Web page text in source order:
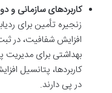
کاربردهای سازمانی و
زنجیره تأمین برای
افزایش شفافیت، در
بهداشتی برای مدیریت
کاربردها، پتانسیل
در پی دارند.